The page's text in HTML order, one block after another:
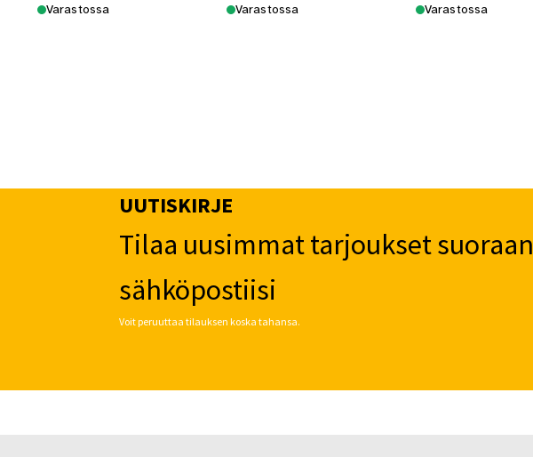
Varastossa Varastossa Varastossa
UUTISKIRJE
Tilaa uusimmat tarjoukset suoraan
sähköpostiisi
Voit peruuttaa tilauksen koska tahansa.